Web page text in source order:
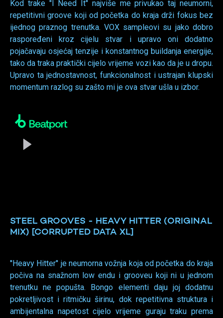
Kod trake ''I Need It'' najviše me privukao taj neumorni,
repetitivni groove koji od početka do kraja drži fokus bez
ijednog praznog trenutka. VOX sampleovi su jako dobro
raspoređeni kroz cijelu stvar i upravo oni dodatno
pojačavaju osjećaj tenzije i konstantnog buildanja energije,
tako da traka praktički cijelo vrijeme vozi kao da je u dropu.
Upravo ta jednostavnost, funkcionalnost i ustrajan klupski
momentum razlog su zašto mi je ova stvar ušla u izbor.
STEEL GROOVES - HEAVY HITTER (ORIGINAL
MIX) [CORRUPTED DATA XL]
''Heavy Hitter'' je neumorna vožnja koja od početka do kraja
počiva na snažnom low endu i grooveu koji ni u jednom
trenutku ne popušta. Bongo elementi daju joj dodatnu
pokretljivost i ritmičku širinu, dok repetitivna struktura i
ambijentalna napetost cijelo vrijeme guraju traku prema